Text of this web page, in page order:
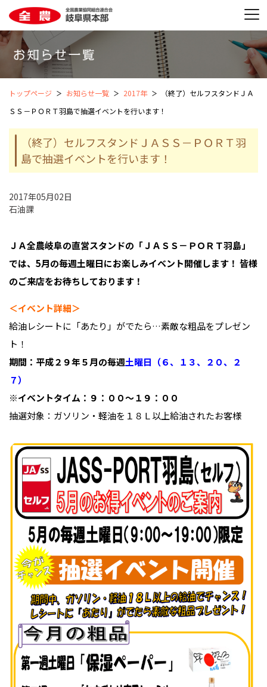
トップページ お知らせ一覧 2017年
（終了）セルフスタンドＪＡ
ＳＳ－ＰＯＲＴ羽島で抽選イベントを行います！
（終了）セルフスタンドＪＡＳＳ－ＰＯＲＴ羽
島で抽選イベントを行います！
2017年05月02日
石油課
ＪＡ全農岐阜の直営スタンドの「ＪＡＳＳ－ＰＯＲＴ羽島」
では、5月の毎週土曜日にお楽しみイベント開催します！ 皆様
のご来店をお待ちしております！
＜イベント詳細＞
給油レシートに「あたり」がでたら…素敵な粗品をプレゼン
ト！
期間：平成２９年５月の毎週土曜日（６、１３、２０、２
７）
※イベントタイム：９：００～１９：００
抽選対象：ガソリン・軽油を１８Ｌ以上給油されたお客様